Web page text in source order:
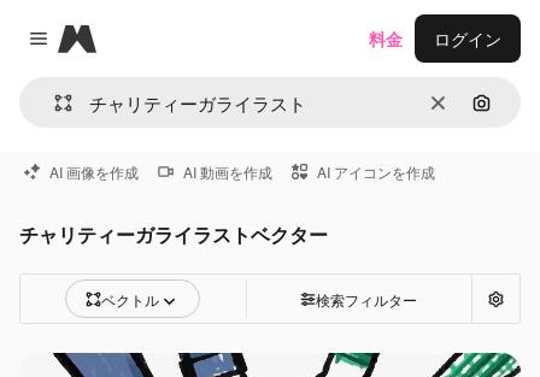
Close menu
Magnific
消去 画像で
料金 ログイン
AI 画像を作成 AI 動画を作成 AI アイコンを作成
チャリティーガライラストベクター
ベクトル 検索フィルター